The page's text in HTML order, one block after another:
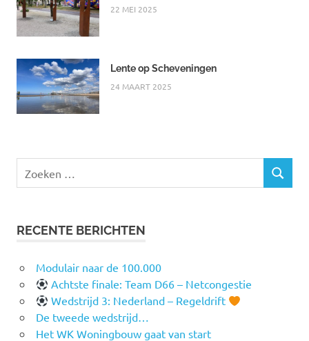
22 MEI 2025
Lente op Scheveningen
24 MAART 2025
naar:
ZOEKEN
RECENTE BERICHTEN
Modulair naar de 100.000
Achtste finale: Team D66 – Netcongestie
Wedstrijd 3: Nederland – Regeldrift
De tweede wedstrijd…
Het WK Woningbouw gaat van start